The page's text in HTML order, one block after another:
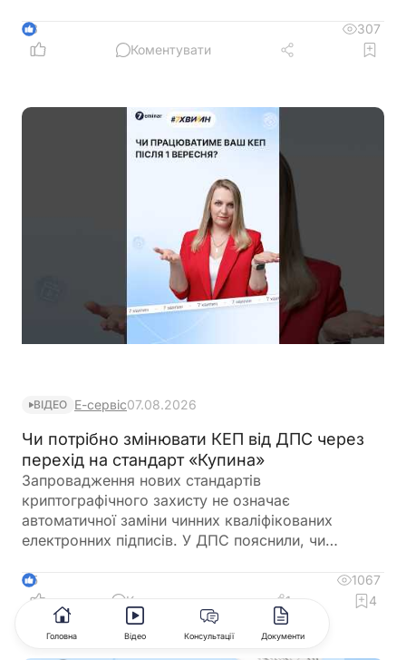
інформацію про закриття попереднього об’єкта і
створення нових у різних рядках, кожному з яких
3
307
Коментувати
ВІДЕО Е-сервіс07.08.2026
Чи потрібно змінювати КЕП від ДПС через
перехід на стандарт «Купина»
Запровадження нових стандартів
криптографічного захисту не означає
автоматичної заміни чинних кваліфікованих
електронних підписів. У ДПС пояснили, чи
ДПС, після переходу на новий стандарт «Купина»
та чи потрібно користувачам отримувати нові
сертифікати
5
1067
Коментувати
1 4
Головна Відео Консультації Документи